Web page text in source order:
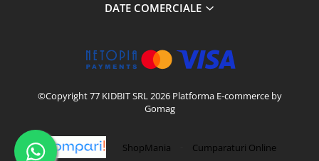
DATE COMERCIALE
©Copyright 77 KIDBIT SRL 2026 Platforma E-commerce by
Gomag
ShopMania Cumparaturi Online